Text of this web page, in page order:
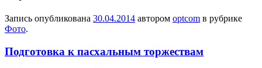
Запись опубликована 30.04.2014 автором optcom в рубрике
Фото.
Подготовка к пасхальным торжествам